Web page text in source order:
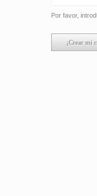
Por favor,